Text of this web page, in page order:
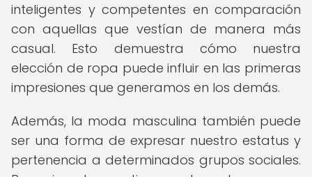
inteligentes y competentes en comparación
con aquellas que vestían de manera más
casual. Esto demuestra cómo nuestra
elección de ropa puede influir en las primeras
impresiones que generamos en los demás.
Además, la moda masculina también puede
ser una forma de expresar nuestro estatus y
pertenencia a determinados grupos sociales.